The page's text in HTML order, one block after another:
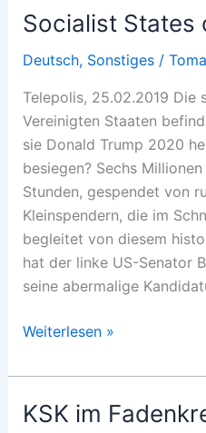
Socialist States
Deutsch, Sonstiges/
Telepolis, 25.02.2019 Die
Vereinigten Staaten
sie Donald Trump 2020
besiegen? Sechs
Stunden, gespendet von
Kleinspendern, die im
begleitet von diesem
hat der linke US-Senator
seine abermalige
Socialist
of
America?
Weiterlesen »
KSK im